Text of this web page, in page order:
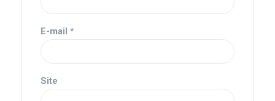
E-mail *
Site